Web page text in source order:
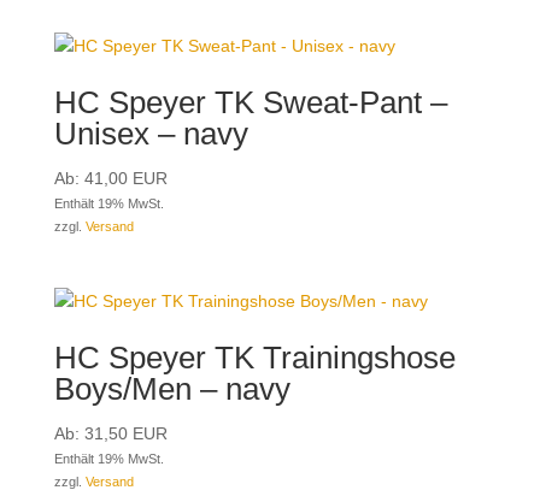
HC Speyer TK Sweat-Pant –
Unisex – navy
Ab: 41,00EUR
Enthält 19% MwSt.
zzgl. Versand
HC Speyer TK Trainingshose
Boys/Men – navy
Ab: 31,50EUR
Enthält 19% MwSt.
zzgl. Versand